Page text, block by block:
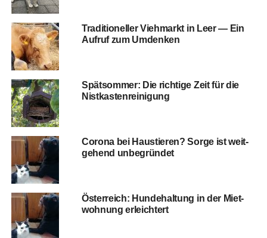
Tra­di­tio­nel­ler Vieh­markt in Leer — Ein
Auf­ruf zum Umdenken
Spät­som­mer: Die rich­ti­ge Zeit für die
Nistkastenreinigung
Coro­na bei Haus­tie­ren? Sor­ge ist weit­
ge­hend unbegründet
Öster­reich: Hun­de­hal­tung in der Miet­
woh­nung erleichtert